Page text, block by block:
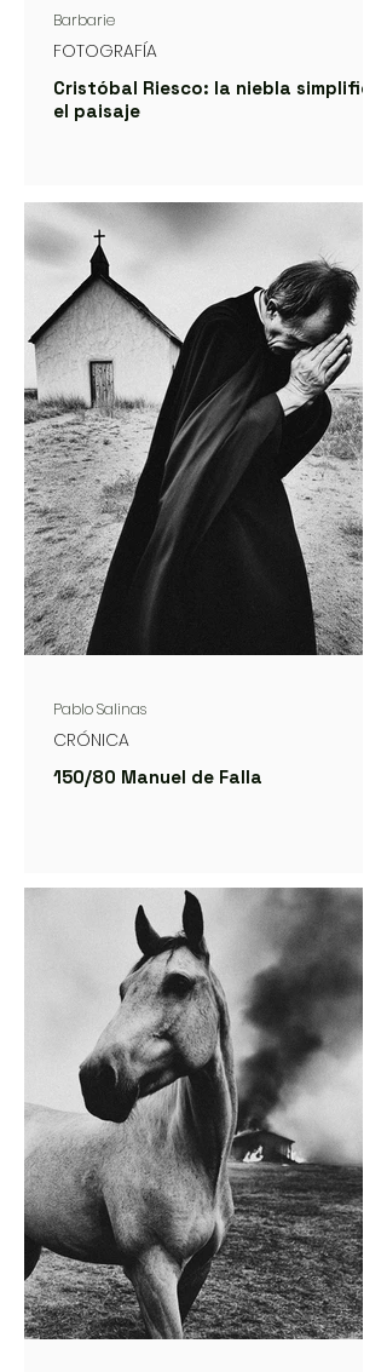
Cristóbal Riesco: la niebla simplifica
el paisaje
FOTOGRAFÍA
Barbarie
150/80 Manuel de Falla
CRÓNICA
Pablo Salinas